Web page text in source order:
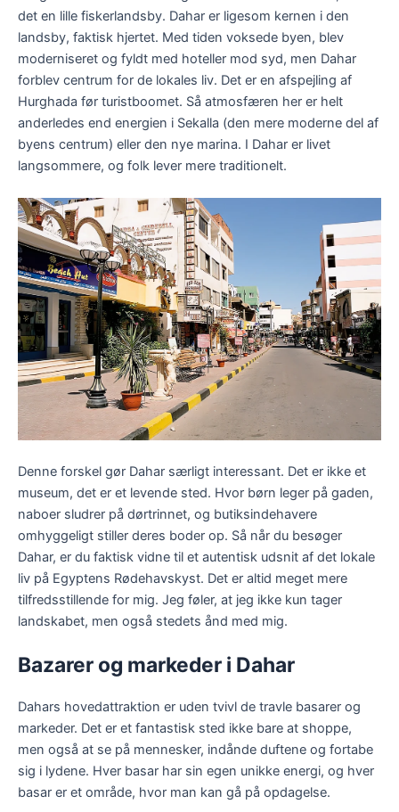
det en lille fiskerlandsby. Dahar er ligesom kernen i den
landsby, faktisk hjertet. Med tiden voksede byen, blev
moderniseret og fyldt med hoteller mod syd, men Dahar
forblev centrum for de lokales liv. Det er en afspejling af
Hurghada før turistboomet. Så atmosfæren her er helt
anderledes end energien i Sekalla (den mere moderne del af
byens centrum) eller den nye marina. I Dahar er livet
langsommere, og folk lever mere traditionelt.
Denne forskel gør Dahar særligt interessant. Det er ikke et
museum, det er et levende sted. Hvor børn leger på gaden,
naboer sludrer på dørtrinnet, og butiksindehavere
omhyggeligt stiller deres boder op. Så når du besøger
Dahar, er du faktisk vidne til et autentisk udsnit af det lokale
liv på Egyptens Rødehavskyst. Det er altid meget mere
tilfredsstillende for mig. Jeg føler, at jeg ikke kun tager
landskabet, men også stedets ånd med mig.
Bazarer og markeder i Dahar
Dahars hovedattraktion er uden tvivl de travle basarer og
markeder. Det er et fantastisk sted ikke bare at shoppe,
men også at se på mennesker, indånde duftene og fortabe
sig i lydene. Hver basar har sin egen unikke energi, og hver
basar er et område, hvor man kan gå på opdagelse.